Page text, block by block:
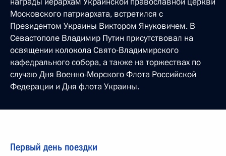
Московского патриархата, встретился с
Президентом Украины Виктором Януковичем. В
Севастополе Владимир Путин присутствовал на
освящении колокола Свято-Владимирского
кафедрального собора, а также на торжествах по
случаю Дня Военно-Морского Флота Российской
Федерации и Дня флота Украины.
Первый день поездки